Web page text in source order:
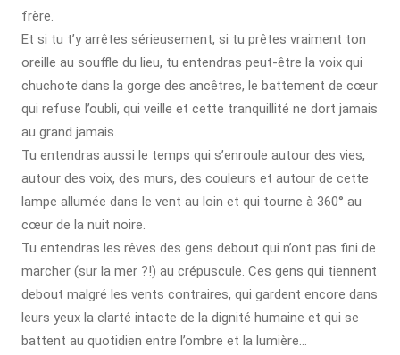
frère.
Et si tu t’y arrêtes sérieusement, si tu prêtes vraiment ton
oreille au souffle du lieu, tu entendras peut-être la voix qui
chuchote dans la gorge des ancêtres, le battement de cœur
qui refuse l’oubli, qui veille et cette tranquillité ne dort jamais
au grand jamais.
Tu entendras aussi le temps qui s’enroule autour des vies,
autour des voix, des murs, des couleurs et autour de cette
lampe allumée dans le vent au loin et qui tourne à 360° au
cœur de la nuit noire.
Tu entendras les rêves des gens debout qui n’ont pas fini de
marcher (sur la mer ?!) au crépuscule. Ces gens qui tiennent
debout malgré les vents contraires, qui gardent encore dans
leurs yeux la clarté intacte de la dignité humaine et qui se
battent au quotidien entre l’ombre et la lumière…